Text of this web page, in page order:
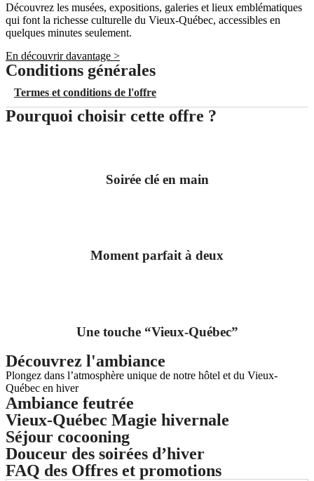
Découvrez les musées, expositions, galeries et lieux emblématiques
qui font la richesse culturelle du Vieux-Québec, accessibles en
quelques minutes seulement.
En découvrir davantage >
Conditions générales
Termes et conditions de l'offre
Pourquoi choisir cette offre ?
Soirée clé en main
Moment parfait à deux
Une touche “Vieux-Québec”
Découvrez l'ambiance
Plongez dans l’atmosphère unique de notre hôtel et du Vieux-
Québec en hiver
Ambiance feutrée
Vieux-Québec Magie hivernale
Séjour cocooning
Douceur des soirées d’hiver
FAQ des Offres et promotions